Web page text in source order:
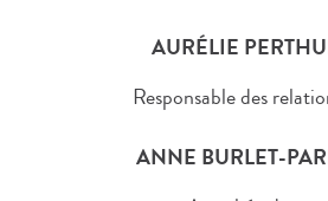
AURÉLIE
Responsable des
ANNE BURLET-